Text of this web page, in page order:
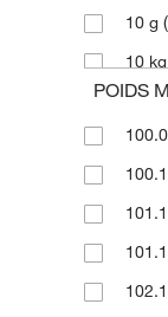
10 g
10 kg
10
10
100
100
POIDS